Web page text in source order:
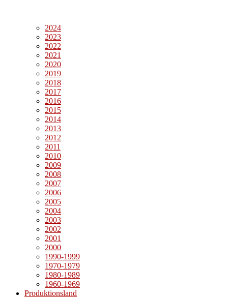
2024
2023
2022
2021
2020
2019
2018
2017
2016
2015
2014
2013
2012
2011
2010
2009
2008
2007
2006
2005
2004
2003
2002
2001
2000
1990-1999
1970-1979
1980-1989
1960-1969
Produktionsland